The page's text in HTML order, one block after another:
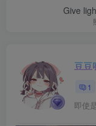
Give
豆豆
1
即使